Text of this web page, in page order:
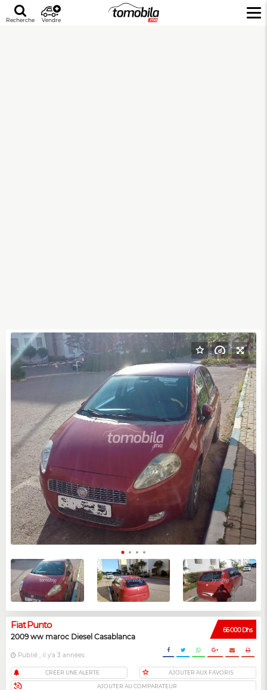
Recherche Vendre
66 000 Dhs
Fiat Punto
2009 ww maroc Diesel Casablanca
Publié , il y'a 3 années
CRÉER UNE ALERTE AJOUTER AUX FAVORIS
AJOUTER AU COMPARATEUR